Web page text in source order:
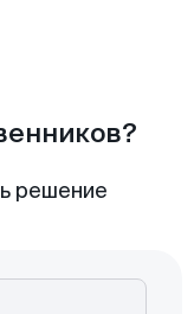
решение